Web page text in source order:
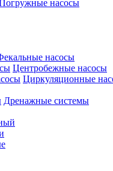
насосы
насосы
Центробежные насосы
Циркуляционные
Дренажные системы